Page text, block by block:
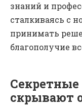
знаний и
сталкиваясь с
принимать
благополучие
скрывают